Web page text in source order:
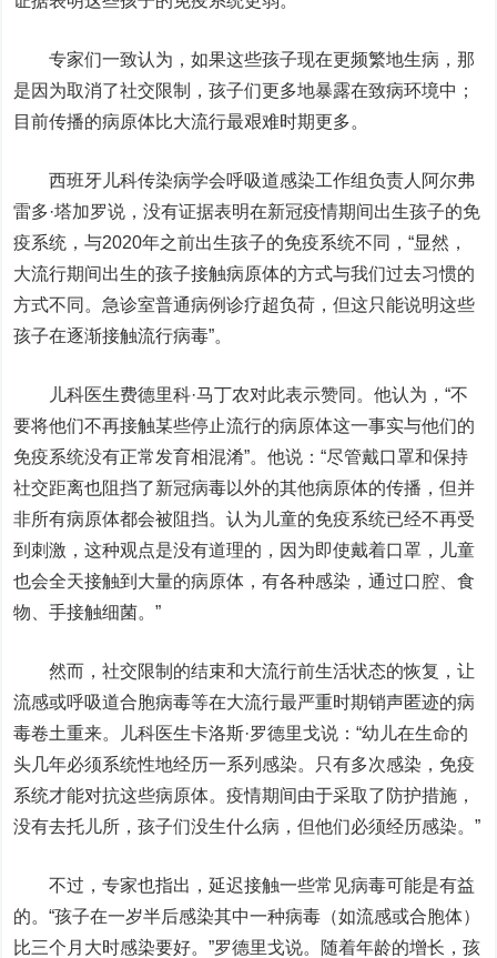
专家们一致认为，如果这些孩子现在更频繁地生病，那
是因为取消了社交限制，孩子们更多地暴露在致病环境中；
目前传播的病原体比大流行最艰难时期更多。
西班牙儿科传染病学会呼吸道感染工作组负责人阿尔弗
雷多·塔加罗说，没有证据表明在新冠疫情期间出生孩子的免
疫系统，与2020年之前出生孩子的免疫系统不同，“显然，
大流行期间出生的孩子接触病原体的方式与我们过去习惯的
方式不同。急诊室普通病例诊疗超负荷，但这只能说明这些
孩子在逐渐接触流行病毒”。
儿科医生费德里科·马丁农对此表示赞同。他认为，“不
要将他们不再接触某些停止流行的病原体这一事实与他们的
免疫系统没有正常发育相混淆”。他说：“尽管戴口罩和保持
社交距离也阻挡了新冠病毒以外的其他病原体的传播，但并
非所有病原体都会被阻挡。认为儿童的免疫系统已经不再受
到刺激，这种观点是没有道理的，因为即使戴着口罩，儿童
也会全天接触到大量的病原体，有各种感染，通过口腔、食
物、手接触细菌。”
然而，社交限制的结束和大流行前生活状态的恢复，让
流感或呼吸道合胞病毒等在大流行最严重时期销声匿迹的病
毒卷土重来。儿科医生卡洛斯·罗德里戈说：“幼儿在生命的
头几年必须系统性地经历一系列感染。只有多次感染，免疫
系统才能对抗这些病原体。疫情期间由于采取了防护措施，
没有去托儿所，孩子们没生什么病，但他们必须经历感染。”
不过，专家也指出，延迟接触一些常见病毒可能是有益
的。“孩子在一岁半后感染其中一种病毒（如流感或合胞体）
比三个月大时感染要好。”罗德里戈说。随着年龄的增长，孩